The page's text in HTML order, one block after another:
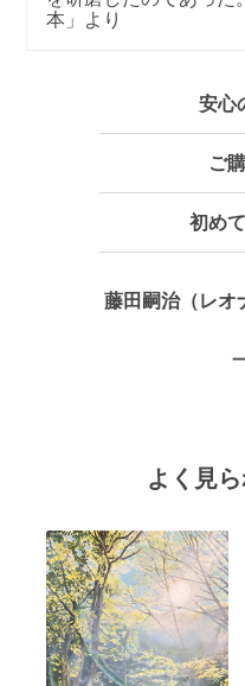
本」より
安心
ご
初め
藤田嗣治（レオ
よく見